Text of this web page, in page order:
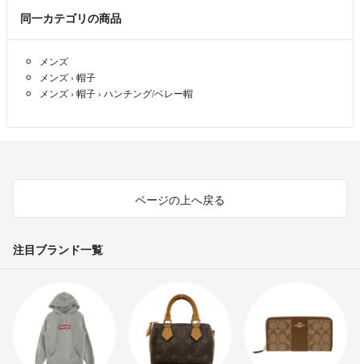
同一カテゴリの商品
メンズ
メンズ › 帽子
メンズ › 帽子 › ハンチング/ベレー帽
ページの上へ戻る
注目ブランド一覧